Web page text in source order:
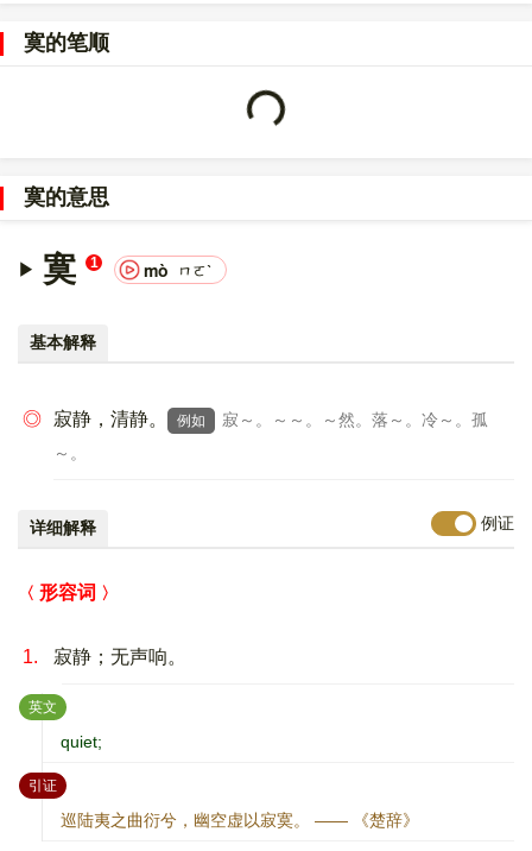
〔寞〕字的UNICODE是
00005BDE，UTF-8：E5 AF 9E。
〔寞〕字的异体字是
寞的笔顺
Loading...
寞的意思
寞 1 mò ㄇㄛˋ
基本解释
◎ 寂静，清静。 例如
寂～。～～。～然。落～。冷～。孤
～。
详细解释 例证
形容词
1. 寂静；无声响。
英文 ：
quiet;
引证：
巡陆夷之曲衍兮，幽空虚以寂寞。 —— 《楚辞》